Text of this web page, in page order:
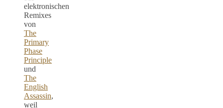
elektronischen
Remixes
von
The
Primary
Phase
Principle
und
The
English
Assassin,
weil